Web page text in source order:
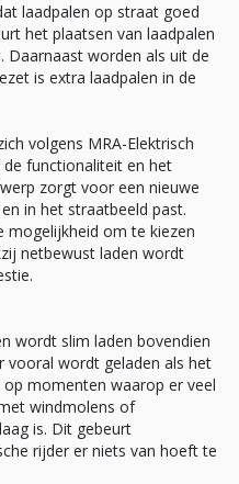
laadpalen op straat goed
het plaatsen van laadpalen
Daarnaast worden als uit de
is extra laadpalen in de
volgens MRA-Elektrisch
functionaliteit en het
zorgt voor een nieuwe
in het straatbeeld past.
mogelijkheid om te kiezen
netbewust laden wordt
wordt slim laden bovendien
vooral wordt geladen als het
momenten waarop er veel
windmolens of
is. Dit gebeurt
rijder er niets van hoeft te